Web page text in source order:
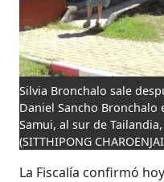
Silvia Bronchalo sale
Daniel Sancho
Samui, al sur de
(SITTHIPONG
La Fiscalía confirmó